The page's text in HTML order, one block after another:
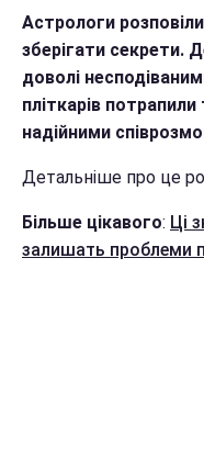
Астрологи
зберігати секрети.
доволі
пліткарів
надійними
Детальніше про це
Більше цікавого: Ці
залишать проблеми